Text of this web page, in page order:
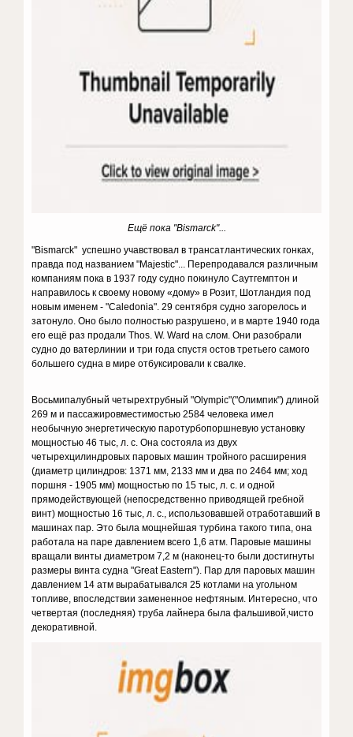
Ещё пока "Bismarck"...
"Bismarck" успешно учавствовал в трансатлантических гонках,
правда под названием "Majestic"... Перепродавался различным
компаниям пока в 1937 году судно покинуло Саутгемптон и
направилось к своему новому «дому» в Розит, Шотландия под
новым именем - "Caledonia". 29 сентября судно загорелось и
затонуло. Оно было полностью разрушено, и в марте 1940 года
его ещё раз продали Thos. W. Ward на слом. Они разобрали
судно до ватерлинии и три года спустя остов третьего самого
большего судна в мире отбуксировали к свалке.
Восьмипалубный четырехтрубный "Olympic"("Олимпик") длиной
269 м и пассажировместимостью 2584 человека имел
необычную энергетическую паротурбопоршневую установку
мощностью 46 тыс, л. c. Она состояла из двух
четырехцилиндровых паровых машин тройного расширения
(диаметр цилиндров: 1371 мм, 2133 мм и два по 2464 мм; ход
поршня - 1905 мм) мощностью по 15 тыс, л. c. и одной
прямодействующей (непосредственно приводящей гребной
винт) мощностью 16 тыс, л. c., использовавшей отработавший в
машинах пар. Это была мощнейшая турбина такого типа, она
работала на паре давлением всего 1,6 атм. Паровые машины
вращали винты диаметром 7,2 м (наконец-то были достигнуты
размеры винта судна "Great Eastern"). Пар для паровых машин
давлением 14 атм вырабатывался 25 котлами на угольном
топливе, впоследствии замененное нефтяным. Интересно, что
четвертая (последняя) труба лайнера была фальшивой,чисто
декоративной.